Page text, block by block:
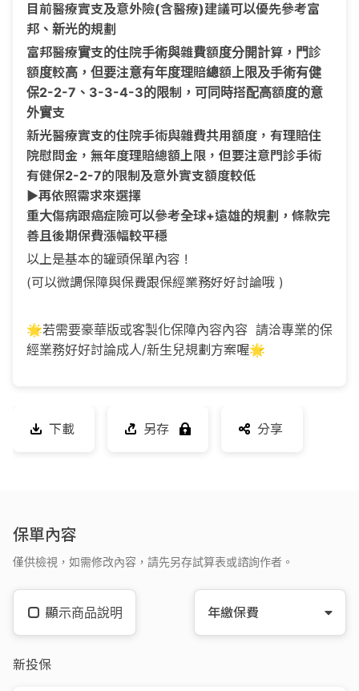
目前醫療實支及意外險(含醫療)建議可以優先參考富
邦、新光的規劃
富邦醫療實支的住院手術與雜費額度分開計算，門診
額度較高，但要注意有年度理賠總額上限及手術有健
保2-2-7、3-3-4-3的限制，可同時搭配高額度的意
外實支
新光醫療實支的住院手術與雜費共用額度，有理賠住
院慰問金，無年度理賠總額上限，但要注意門診手術
有健保2-2-7的限制及意外實支額度較低
▶️再依照需求來選擇
重大傷病跟癌症險可以參考全球+遠雄的規劃，條款完
善且後期保費漲幅較平穩
以上是基本的罐頭保單內容 !
(可以微調保障與保費跟保經業務好好討論哦 )
🌟若需要豪華版或客製化保障內容內容 請洽專業的保
經業務好好討論成人/新生兒規劃方案喔🌟
下載 另存 分享
保單內容
僅供檢視，如需修改內容，請先另存試算表或諮詢作者。
顯示商品說明 年繳保費
新投保